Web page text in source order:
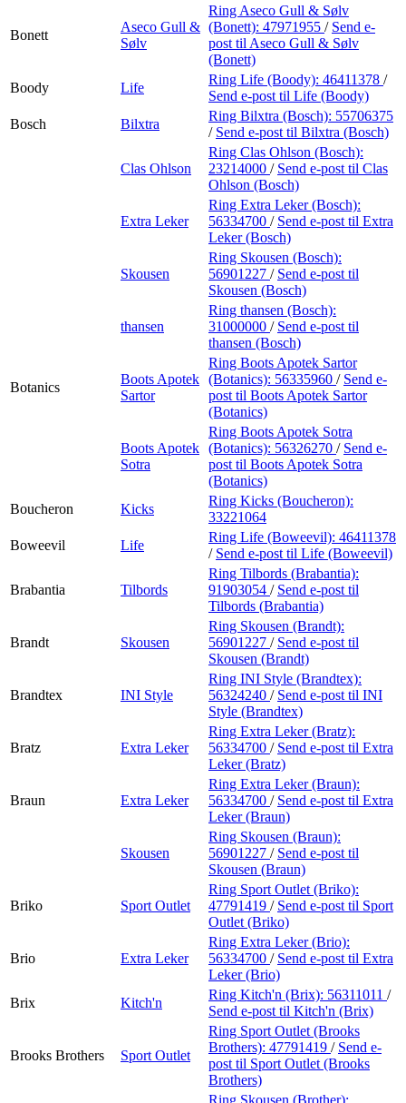
Bonett
Aseco Gull &
Sølv
Ring Aseco Gull & Sølv
(Bonett): 47971955 / Send e-
post til Aseco Gull & Sølv
(Bonett)
Boody
Life
Ring Life (Boody): 46411378 /
Send e-post til Life (Boody)
Bosch
Bilxtra
Ring Bilxtra (Bosch): 55706375
/ Send e-post til Bilxtra (Bosch)
Clas Ohlson
Ring Clas Ohlson (Bosch):
23214000 / Send e-post til Clas
Ohlson (Bosch)
Extra Leker
Ring Extra Leker (Bosch):
56334700 / Send e-post til Extra
Leker (Bosch)
Skousen
Ring Skousen (Bosch):
56901227 / Send e-post til
Skousen (Bosch)
thansen
Ring thansen (Bosch):
31000000 / Send e-post til
thansen (Bosch)
Botanics
Boots Apotek
Sartor
Ring Boots Apotek Sartor
(Botanics): 56335960 / Send e-
post til Boots Apotek Sartor
(Botanics)
Boots Apotek
Sotra
Ring Boots Apotek Sotra
(Botanics): 56326270 / Send e-
post til Boots Apotek Sotra
(Botanics)
Boucheron
Kicks
Ring Kicks (Boucheron):
33221064
Boweevil
Life
Ring Life (Boweevil): 46411378
/ Send e-post til Life (Boweevil)
Brabantia Tilbords
Ring Tilbords (Brabantia):
91903054 / Send e-post til
Tilbords (Brabantia)
Brandt Skousen
Ring Skousen (Brandt):
56901227 / Send e-post til
Skousen (Brandt)
Brandtex INI Style
Ring INI Style (Brandtex):
56324240 / Send e-post til INI
Style (Brandtex)
Bratz Extra Leker
Ring Extra Leker (Bratz):
56334700 / Send e-post til Extra
Leker (Bratz)
Braun Extra Leker
Ring Extra Leker (Braun):
56334700 / Send e-post til Extra
Leker (Braun)
Skousen
Ring Skousen (Braun):
56901227 / Send e-post til
Skousen (Braun)
Briko Sport Outlet
Ring Sport Outlet (Briko):
47791419 / Send e-post til Sport
Outlet (Briko)
Brio Extra Leker
Ring Extra Leker (Brio):
56334700 / Send e-post til Extra
Leker (Brio)
Brix
Kitch'n
Ring Kitch'n (Brix): 56311011 /
Send e-post til Kitch'n (Brix)
Brooks Brothers Sport Outlet
Ring Sport Outlet (Brooks
Brothers): 47791419 / Send e-
post til Sport Outlet (Brooks
Brothers)
Ring Skousen (Brother):